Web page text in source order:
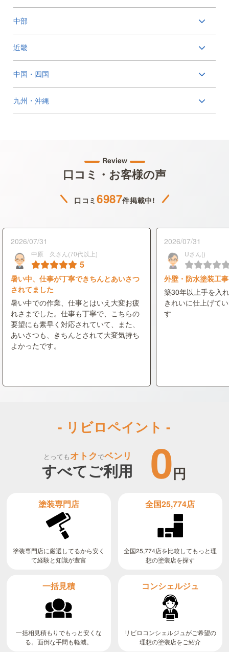
中部
近畿
中国・四国
九州・沖縄
Review
口コミ・お客様の声
口コミ6987件掲載中!
2026/07/31
中原 久さん(70代以上)
5
暑い中、仕事が丁寧できちんとあいさつ
されてました
暑い中での作業、仕事とはいえ大変お疲
れさまでした。仕事も丁寧で、こちらの
要望にも素早く対応されていて、また、
あいさつも、きちんとされて大変気持ち
よかったです。
2026/07/31
Uさん()
外壁・防水塗装工事
築30年以上手を入
きれいに仕上げて
す
- リビロペイント -
とってもオトクでベンリ
すべてご利用 0円
塗装専門店
塗装専門店に厳選してるから安く
て経験と知識が豊富
全国25,774店
全国25,774店を比較してもっと理
想の塗装店を探す
一括見積
一括相見積もりでもっと安くな
る。面倒な手間も軽減。
コンシェルジュ
リビロコンシェルジュがご希望の
理想の塗装店をご紹介